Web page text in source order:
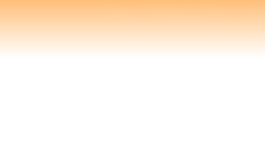
is Om in Hindi